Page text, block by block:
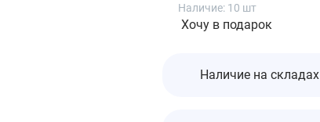
Наличие: 10 шт
Хочу в подарок
Наличие на складах